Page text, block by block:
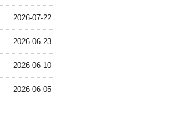
2026-07-22
2026-06-23
2026-06-10
2026-06-05